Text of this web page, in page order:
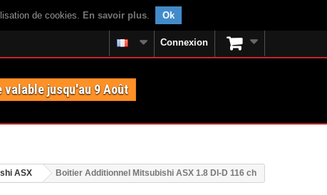
de cookies. En savoir plus. Ok
Connexion
valable jusqu'au 9 Août
ASX Boitier Additionnel Mitsubishi ASX 1.8 DI-D 116 ch